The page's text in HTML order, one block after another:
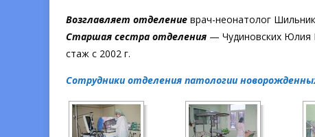
Возглавляет отделение врач-неонатолог
Старшая сестра отделения — Чудиновских Юлия
стаж с 2002 г.
Сотрудники отделения патологии